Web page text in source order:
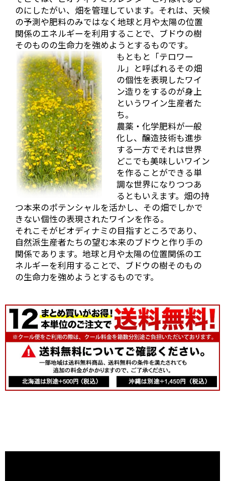
のにしたがい、畑を管理しています。それは、天候
の予測や肥料のみではなく地球と月や太陽の位置
関係のエネルギーを利用することで、ブドウの樹
そのものの生命力を強めようとするものです。
もともと「テロワー
ル」と呼ばれるその畑
の個性を表現したワイ
ン造りをするのが身上
というワイン生産者た
ち。
農薬・化学肥料が一般
化し、醸造技術も進歩
する一方でそれは世界
どこでも美味しいワイン
を作ることができる単
調な世界になりつつあ
るともいえます。畑の持
つ本来のポテンシャルを活かし、その畑でしかで
きない個性の表現されたワインを作る。
それこそがビオディナミの目指すところであり、
自然派生産者たちの望む本来のブドウと作り手の
関係であります。地球と月や太陽の位置関係のエ
ネルギーを利用することで、ブドウの樹そのもの
の生命力を強めようとするものです。